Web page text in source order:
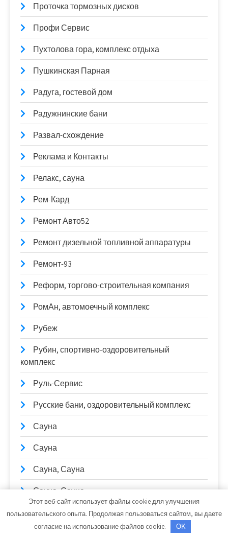
Проточка тормозных дисков
Профи Сервис
Пухтолова гора, комплекс отдыха
Пушкинская Парная
Радуга, гостевой дом
Радужнинские бани
Развал-схождение
Реклама и Контакты
Релакс, сауна
Рем-Кард
Ремонт Авто52
Ремонт дизельной топливной аппаратуры
Ремонт-93
Реформ, торгово-строительная компания
РомАн, автомоечный комплекс
Рубеж
Рубин, спортивно-оздоровительный
комплекс
Руль-Сервис
Русские бани, оздоровительный комплекс
Сауна
Сауна
Сауна, Сауна
Сауна, Сауна
Сауна, Сауна
Сауны Питера, оздоровительный комплекс
Этот веб-сайт использует файлы cookie для улучшения
пользовательского опыта. Продолжая пользоваться сайтом, вы даете
согласие на использование файлов cookie.
OK